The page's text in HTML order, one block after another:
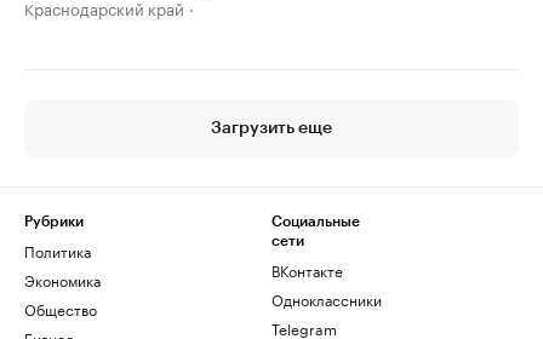
Краснодарский край
Загрузить еще
Рубрики
Политика
Экономика
Общество
Социальные
сети
ВКонтакте
Одноклассники
Telegram